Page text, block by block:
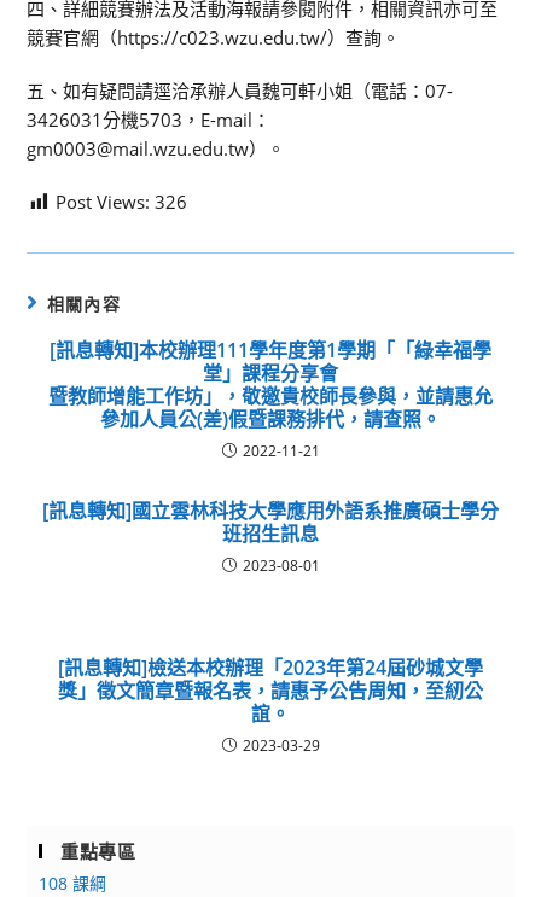
四、詳細競賽辦法及活動海報請參閱附件，相關資訊亦可至
競賽官網（https://c023.wzu.edu.tw/）查詢。
五、如有疑問請逕洽承辦人員魏可軒小姐（電話：07-
3426031分機5703，E-mail：
gm0003@mail.wzu.edu.tw）。
Post Views: 326
相關內容
[訊息轉知]本校辦理111學年度第1學期「「綠幸福學
堂」課程分享會
暨教師增能工作坊」，敬邀貴校師長參與，並請惠允
參加人員公(差)假暨課務排代，請查照。
2022-11-21
[訊息轉知]國立雲林科技大學應用外語系推廣碩士學分
班招生訊息
2023-08-01
[訊息轉知]檢送本校辦理「2023年第24屆砂城文學
獎」徵文簡章暨報名表，請惠予公告周知，至紉公
誼。
2023-03-29
重點專區
108 課綱